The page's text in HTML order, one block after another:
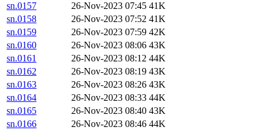
sn.0157
26-Nov-2023 07:45 41K
sn.0158
26-Nov-2023 07:52 41K
sn.0159
26-Nov-2023 07:59 42K
sn.0160
26-Nov-2023 08:06 43K
sn.0161
26-Nov-2023 08:12 44K
sn.0162
26-Nov-2023 08:19 43K
sn.0163
26-Nov-2023 08:26 43K
sn.0164
26-Nov-2023 08:33 44K
sn.0165
26-Nov-2023 08:40 43K
sn.0166
26-Nov-2023 08:46 44K